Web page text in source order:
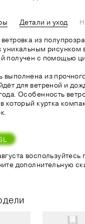
Детали и уход
ветровка из
уникальным рисунком
получен с помощью
выполнена из
для ветреной и
Особенность
который куртка
дополнительную